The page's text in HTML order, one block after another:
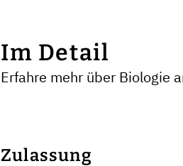
Im Detail
Erfahre mehr über Biologie
Zulassung